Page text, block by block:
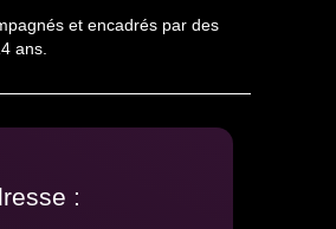
et encadrés par des
ans.
: